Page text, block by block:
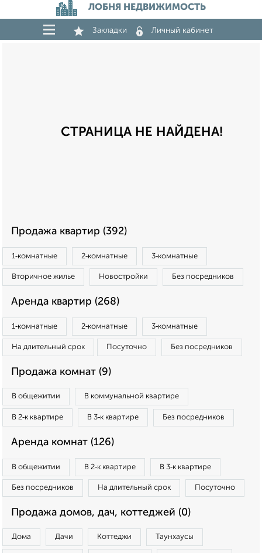
ЛОБНЯ НЕДВИЖИМОСТЬ
Закладки Личный кабинет
СТРАНИЦА НЕ НАЙДЕНА!
Продажа квартир (392)
1‑комнатные 2‑комнатные 3‑комнатные
Вторичное жилье Новостройки Без посредников
Аренда квартир (268)
1‑комнатные 2‑комнатные 3‑комнатные
На длительный срок Посуточно Без посредников
Продажа комнат (9)
В общежитии В коммунальной квартире
В 2‑к квартире В 3‑к квартире Без посредников
Аренда комнат (126)
В общежитии В 2‑к квартире В 3‑к квартире
Без посредников На длительный срок Посуточно
Продажа домов, дач, коттеджей (0)
Дома Дачи Коттеджи Таунхаусы